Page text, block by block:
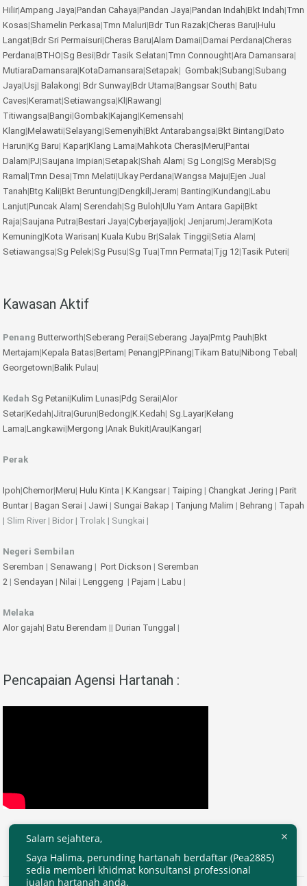
Hilir|Ampang Jaya|Pandan Cahaya|Pandan Jaya|Pandan Indah|Bkt Indah|Tmn
Kosas|Shamelin Perkasa|Tmn Maluri|Bdr Tun Razak|Cheras Baru|Hulu
Langat|Bdr Sri Permaisuri|Cheras Baru|Alam Damai|Damai Perdana|Cheras
Perdana|BTHO|Sg Besi|Bdr Tasik Selatan|Tmn Connought|Ara Damansara|
MutiaraDamansara|KotaDamansara|Setapak| Gombak|Subang|Subang
Jaya|Usj| Balakong| Bdr Sunway|Bdr Utama|Bangsar South| Batu
Caves|Keramat|Setiawangsa|Kl |Rawang|
Titiwangsa|Bangi|Gombak|Kajang|Kemensah|
Klang|Melawati|Selayang|Semenyih|Bkt Antarabangsa|Bkt Bintang|Dato
Harun|Kg Baru| Kapar|Klang Lama|Mahkota Cheras|Meru|Pantai
Dalam|PJ|Saujana Impian|Setapak|Shah Alam| Sg Long|Sg Merab|Sg
Ramal |Tmn Desa|Tmn Melati|Ukay Perdana|Wangsa Maju|Ejen Jual
Tanah|Btg Kali|Bkt Beruntung|Dengkil |Jeram| Banting|Kundang|Labu
Lanjut|Puncak Alam| Serendah|Sg Buloh|Ulu Yam Antara Gapi|Bkt
Raja|Saujana Putra|Bestari Jaya|Cyberjaya|Ijok| Jenjarum|Jeram|Kota
Kemuning|Kota Warisan| Kuala Kubu Br|Salak Tinggi|Setia Alam|
Setiawangsa|Sg Pelek|Sg Pusu|Sg Tua|Tmn Permata|Tjg 12|Tasik Puteri|
Kawasan Aktif
Penang Butterworth|Seberang Perai|Seberang Jaya|Pmtg Pauh|Bkt
Mertajam|Kepala Batas|Bertam| Penang|P.Pinang|Tikam Batu|Nibong Tebal |
Georgetown|Balik Pulau|
Kedah Sg Petani|Kulim Lunas|Pdg Serai|Alor
Setar|Kedah|Jitra|Gurun|Bedong|K.Kedah| Sg.Layar|Kelang
Lama|Langkawi|Mergong |Anak Bukit|Arau|Kangar|
Perak
Ipoh|Chemor|Meru| Hulu Kinta | K.Kangsar| Taiping | Changkat Jering | Parit
Buntar| Bagan Serai | Jawi | Sungai Bakap | Tanjung Malim | Behrang | Tapah
| Slim River | Bidor | Trolak | Sungkai |
Negeri Sembilan
Seremban | Senawang | Port Dickson | Seremban
2 | Sendayan | Nilai | Lenggeng | Pajam | Labu |
Melaka
Alor gajah| Batu Berendam || Durian Tunggal |
Pencapaian Agensi Hartanah :
Salam sejahtera,
Saya Halima, perunding hartanah berdaftar (Pea2885)
sedia memberi khidmat konsultansi professional
jualan hartanah anda.